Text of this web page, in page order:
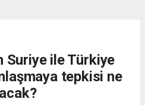
Suriye ile Türkiye
tepkisi ne